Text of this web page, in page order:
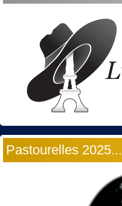
Pastourelles 2025...